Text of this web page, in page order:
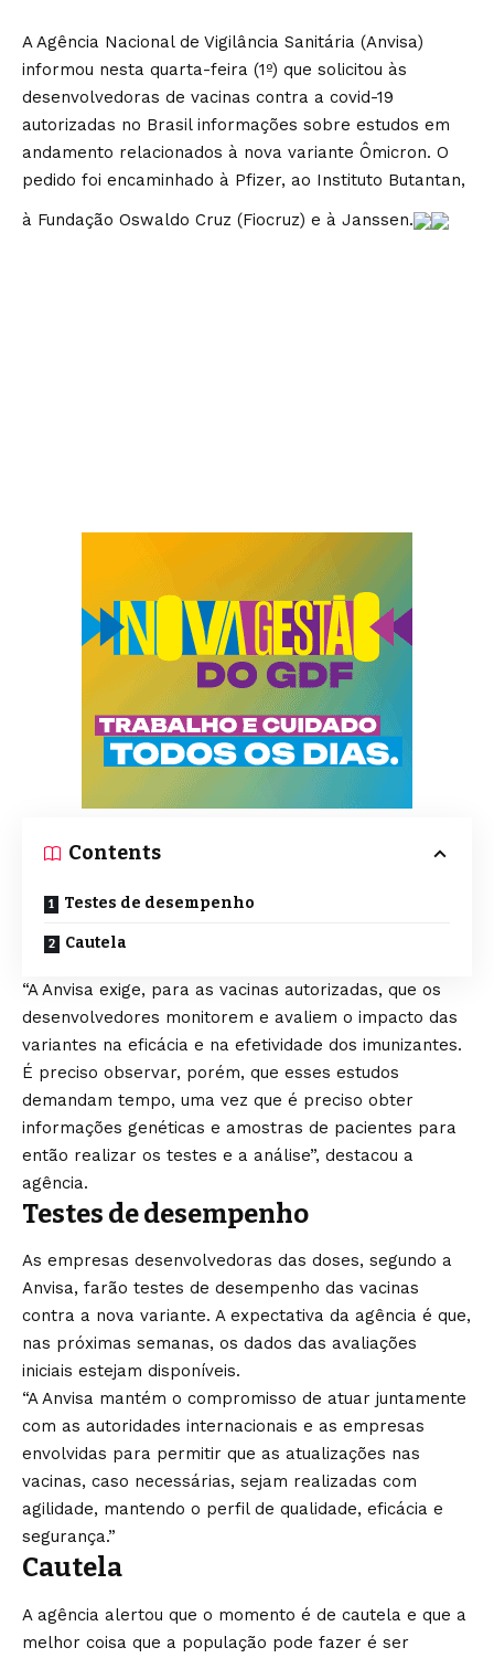
A Agência Nacional de Vigilância Sanitária (Anvisa)
informou nesta quarta-feira (1º) que solicitou às
desenvolvedoras de vacinas contra a covid-19
autorizadas no Brasil informações sobre estudos em
andamento relacionados à nova variante Ômicron. O
pedido foi encaminhado à Pfizer, ao Instituto Butantan,
à Fundação Oswaldo Cruz (Fiocruz) e à Janssen.
Contents
Testes de desempenho
Cautela
“A Anvisa exige, para as vacinas autorizadas, que os
desenvolvedores monitorem e avaliem o impacto das
variantes na eficácia e na efetividade dos imunizantes.
É preciso observar, porém, que esses estudos
demandam tempo, uma vez que é preciso obter
informações genéticas e amostras de pacientes para
então realizar os testes e a análise”, destacou a
agência.
Testes de desempenho
As empresas desenvolvedoras das doses, segundo a
Anvisa, farão testes de desempenho das vacinas
contra a nova variante. A expectativa da agência é que,
nas próximas semanas, os dados das avaliações
iniciais estejam disponíveis.
“A Anvisa mantém o compromisso de atuar juntamente
com as autoridades internacionais e as empresas
envolvidas para permitir que as atualizações nas
vacinas, caso necessárias, sejam realizadas com
agilidade, mantendo o perfil de qualidade, eficácia e
segurança.”
Cautela
A agência alertou que o momento é de cautela e que a
melhor coisa que a população pode fazer é ser